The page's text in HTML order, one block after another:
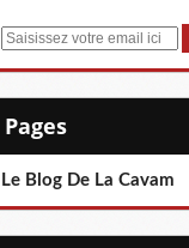
E
Pages
Le Blog De La Cavam